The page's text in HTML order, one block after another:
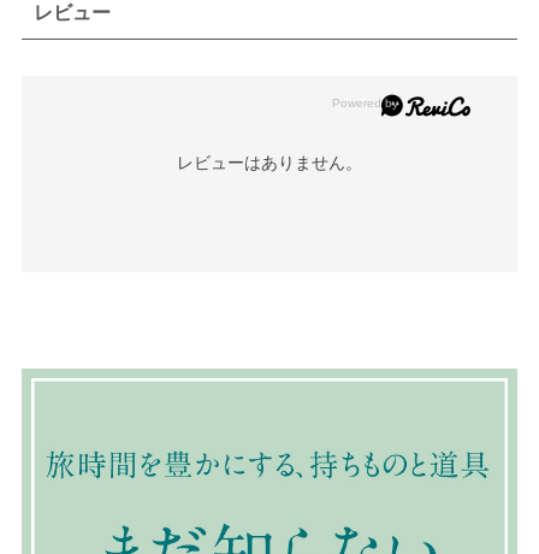
レビュー
レビューはありません。